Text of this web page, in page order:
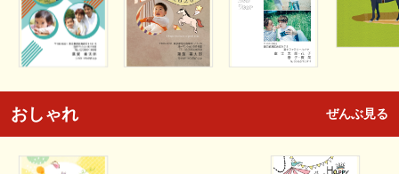
おしゃれ ぜんぶ見る